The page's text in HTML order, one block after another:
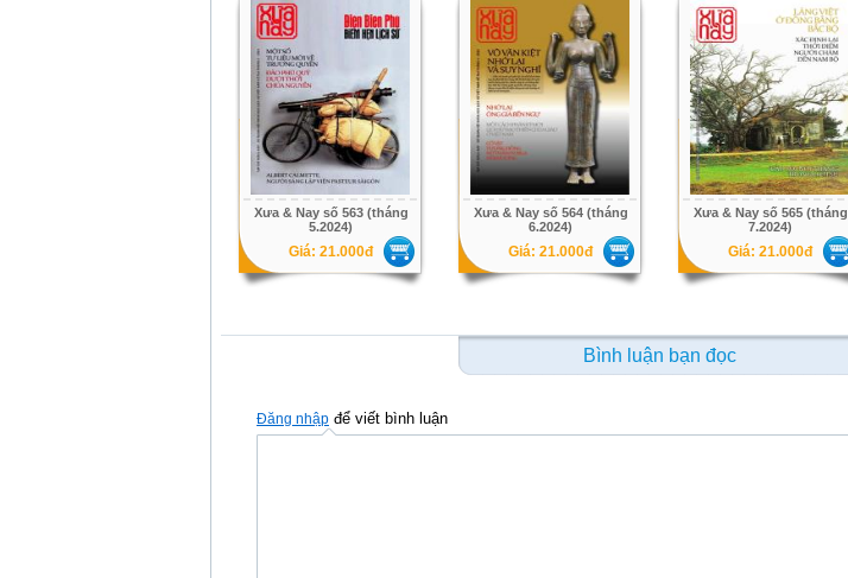
Xưa & Nay số 563 (tháng
5.2024)
Giá: 21.000đ
Xưa & Nay số 564 (tháng
6.2024)
Giá: 21.000đ
Xưa & Nay số 565 (tháng
7.2024)
Giá: 21.000đ
Bình luận bạn đọc
Đăng nhập để viết bình luận